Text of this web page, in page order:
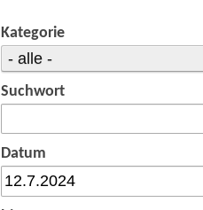
Kategorie
Suchwort
Datum